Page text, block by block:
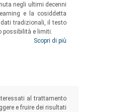
negli ultimi decenni
e la cosiddetta
dati tradizionali, il testo
possibilità e limiti.
Scopri di più
dell'intelligenza artificiale
al trattamento
e fruire dei risultati